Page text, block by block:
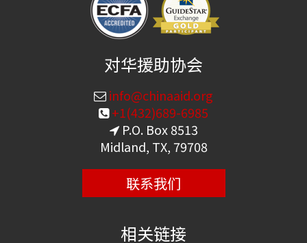
对华援助协会
info@chinaaid.org
+1(432)689-6985
P.O. Box 8513
Midland, TX, 79708
联系我们
相关链接